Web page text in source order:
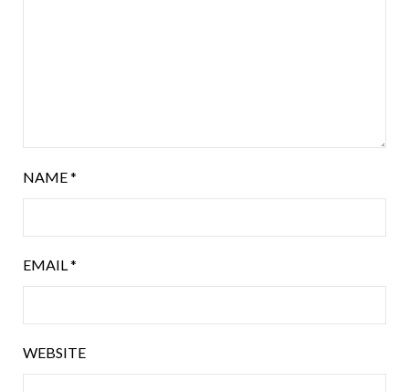
NAME*
EMAIL *
WEBSITE